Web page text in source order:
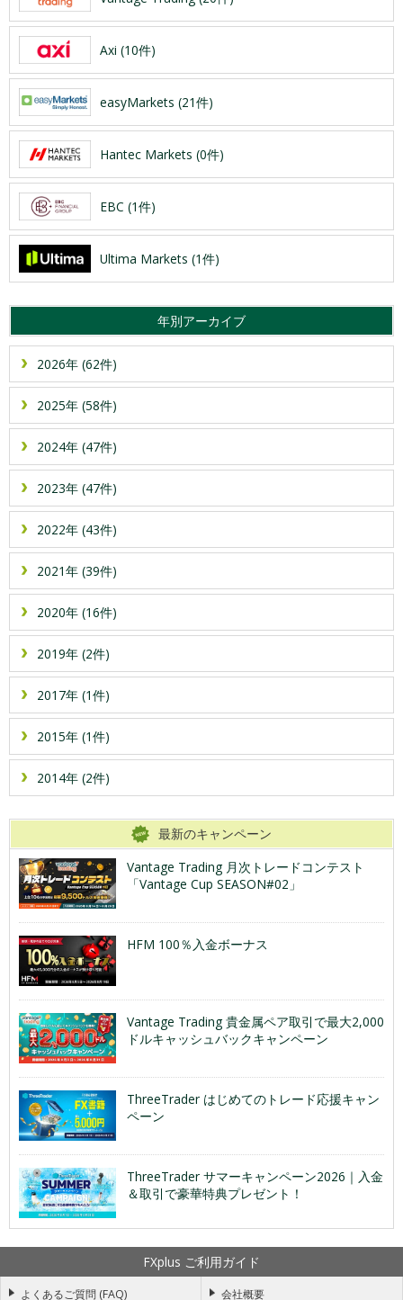
Axi (10件)
easyMarkets (21件)
Hantec Markets (0件)
EBC (1件)
Ultima Markets (1件)
年別アーカイブ
2026年 (62件)
2025年 (58件)
2024年 (47件)
2023年 (47件)
2022年 (43件)
2021年 (39件)
2020年 (16件)
2019年 (2件)
2017年 (1件)
2015年 (1件)
2014年 (2件)
最新のキャンペーン
Vantage Trading 月次トレードコンテスト
「Vantage Cup SEASON#02」
HFM 100％入金ボーナス
Vantage Trading 貴金属ペア取引で最大2,000
ドルキャッシュバックキャンペーン
ThreeTrader はじめてのトレード応援キャン
ペーン
ThreeTrader サマーキャンペーン2026｜入金
＆取引で豪華特典プレゼント！
FXplus ご利用ガイド
よくあるご質問 (FAQ) 会社概要